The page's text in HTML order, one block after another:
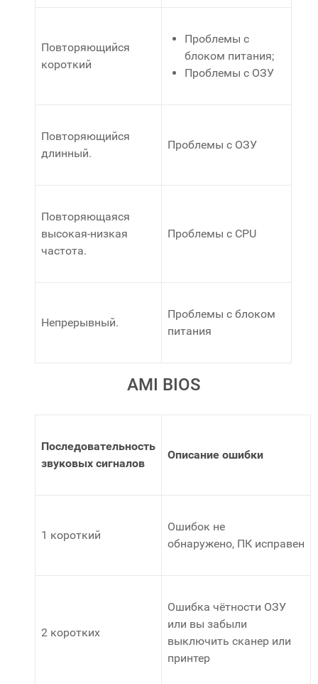
Повторяющийся
короткий
Проблемы с
блоком питания;
Проблемы с ОЗУ
Повторяющийся
длинный.
Проблемы с ОЗУ
Повторяющаяся
высокая-низкая
частота.
Проблемы с CPU
Непрерывный.
Проблемы с блоком
питания
AMI BIOS
Последовательность
звуковых сигналов
Описание ошибки
1 короткий
Ошибок не
обнаружено, ПК исправен
2 коротких
Ошибка чётности ОЗУ
или вы забыли
выключить сканер или
принтер